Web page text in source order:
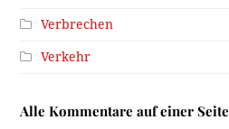
Verbrechen
Verkehr
Alle Kommentare auf einer Seite